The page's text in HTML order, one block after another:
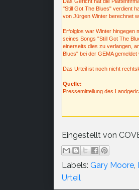
"Still Got The Blues" verdient
von Jürgen Winter berechnet
Erfolglos war Winter hingegen
seines Songs "Still Got The
einerseits dies zu verlangen,
Blues" bei der GEMA
Das Urteil ist noch nicht
Quelle:
Pressemitteilung des
Eingestellt von
Labels: Gary Moore
Urteil